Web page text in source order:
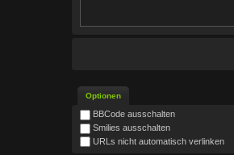
Optionen
BBCode ausschalten
Smilies ausschalten
URLs nicht automatisch verlinken